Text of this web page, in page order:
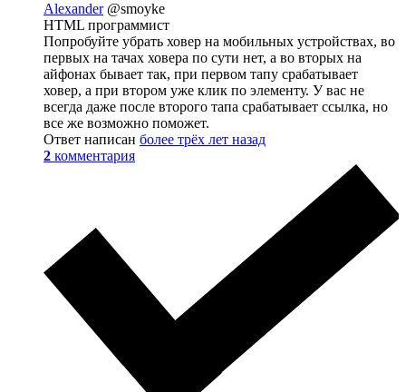
Alexander @smoyke
HTML программист
Попробуйте убрать ховер на мобильных устройствах, во
первых на тачах ховера по сути нет, а во вторых на
айфонах бывает так, при первом тапу срабатывает
ховер, а при втором уже клик по элементу. У вас не
всегда даже после второго тапа срабатывает ссылка, но
все же возможно поможет.
Ответ написан более трёх лет назад
2 комментария